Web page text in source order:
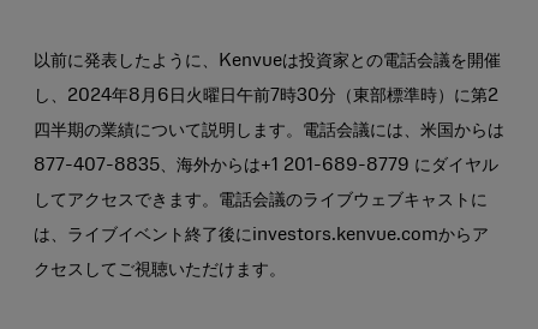
以前に発表したように、Kenvueは投資家との電話会議を開催
し、2024年8月6日火曜日午前7時30分（東部標準時）に第2
四半期の業績について説明します。電話会議には、米国からは
877-407-8835、海外からは+1 201-689-8779 にダイヤル
してアクセスできます。電話会議のライブウェブキャストに
は、ライブイベント終了後にinvestors.kenvue.comからア
クセスしてご視聴いただけます。